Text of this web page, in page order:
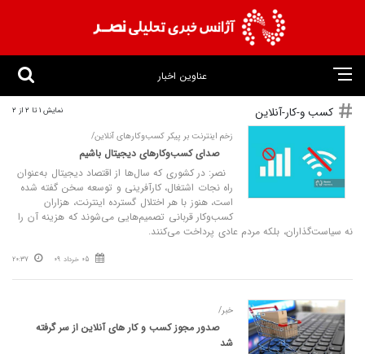
عناوین اخبار
کسب و-کار-آنلاین نمایش 1 تا 2 از 2
زخم اینترنت بر پیکر کسب‌وکارهای آنلاین/
صدای کسب‌وکارهای دیجیتال باشیم
نصر: در کشوری که سال‌ها از اقتصاد دیجیتال به‌عنوان
راه نجات اشتغال، کارآفرینی و توسعه سخن گفته شده
است، هنوز با هر اختلال گسترده اینترنت، هزاران
کسب‌وکار قربانی تصمیم‌هایی می‌شوند که هزینه آن را
نه سیاست‌گذاران، بلکه مردم عادی پرداخت می‌کنند.
05 خرداد 09 20:37
خبر/
صدور مجوز کسب و کار های آنلاین از سر گرفته
شد